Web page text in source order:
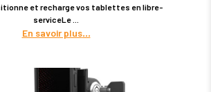
et recharge vos tablettes en libre-
serviceLe
En savoir plus